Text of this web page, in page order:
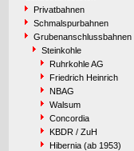
Privatbahnen
Schmalspurbahnen
Grubenanschlussbahnen
Steinkohle
Ruhrkohle AG
Friedrich Heinrich
NBAG
Walsum
Concordia
KBDR / ZuH
Hibernia (ab 1953)